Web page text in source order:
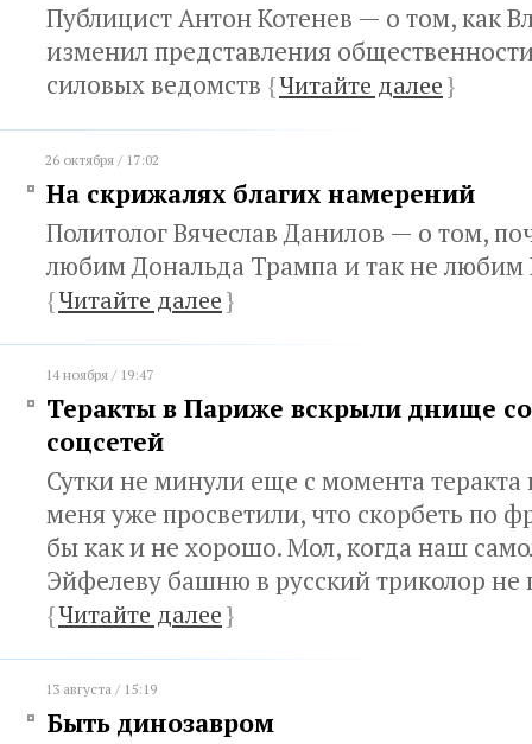
Публицист Антон Котенев — о том, как
изменил представления
силовых ведомств {Читайте далее}
26 октября / 17:02
На скрижалях благих намерений
Политолог Вячеслав Данилов — о том,
любим Дональда Трампа и так не
{Читайте далее}
14 ноября / 19:47
Теракты в Париже вскрыли днище
соцсетей
Сутки не минули еще с момента
меня уже просветили, что скорбеть по
бы как и не хорошо. Мол, когда наш
Эйфелеву башню в русский триколор не
{Читайте далее}
13 августа / 15:19
Быть динозавром